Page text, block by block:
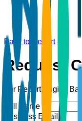
Back to Report
Request
For Report: Digital
Full Name *
Business Email *